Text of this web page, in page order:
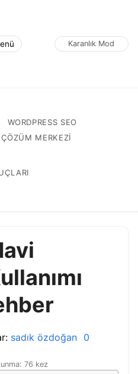
Karanlık Mod
WORDPRESS SEO
ÇÖZÜM MERKEZI
sadık özdoğan 0
76 kez